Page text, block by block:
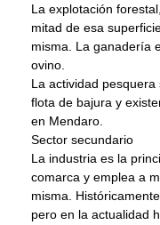
La explotación
mitad de esa
misma. La ganadería
ovino.
La actividad
flota de bajura y
en Mendaro.
Sector secundario
La industria es la
comarca y emplea a
misma.
pero en la actualidad